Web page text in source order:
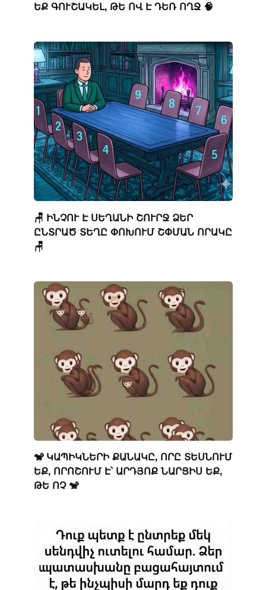
ԵՔ ԳՈՒՇԱԿԵԼ, ԹԵ ՈՎ Է ԴԵՌ ՈՂՋ 🧠
🪑 ԻՆՉՈՒ Է ՍԵՂԱՆԻ ՇՈՒՐՋ ՁԵՐ
ԸՆՏՐԱԾ ՏԵՂԸ ՓՈԽՈՒՄ ՇՓՄԱՆ ՈՐԱԿԸ
🪑
🐒 ԿԱՊԻԿՆԵՐԻ ՔԱՆԱԿԸ, ՈՐԸ ՏԵՍՆՈՒՄ
ԵՔ, ՈՐՈՇՈՒՄ Է՝ ԱՐԴՅՈՔ ՆԱՐՑԻՍ ԵՔ,
ԹԵ ՈՉ 🐒